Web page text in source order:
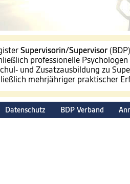
Supervisorin/Supervisor
professionelle
und Zusatzausbildung zu
mehrjähriger praktischer
Datenschutz BDP Verband